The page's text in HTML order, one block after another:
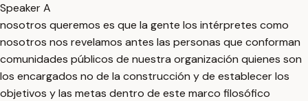
Speaker A
nosotros queremos es que la gente los intérpretes como
nosotros nos revelamos antes las personas que conforman
comunidades públicos de nuestra organización quienes son
los encargados no de la construcción y de establecer los
objetivos y las metas dentro de este marco filosófico